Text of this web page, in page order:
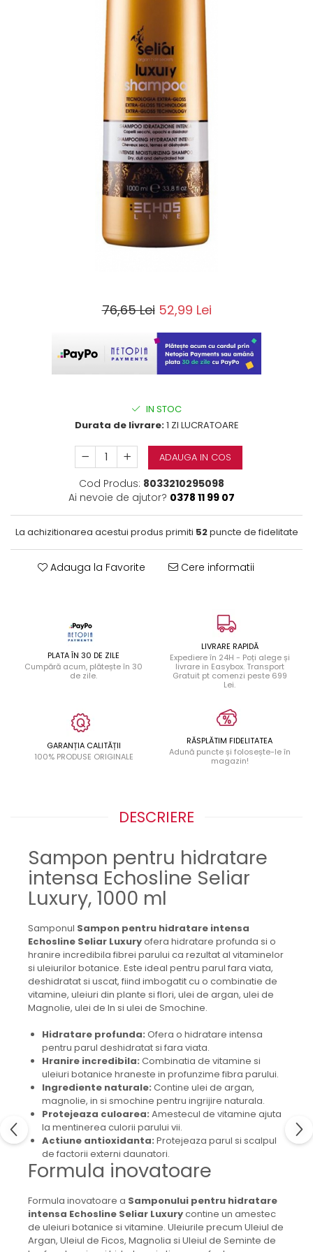
76,65 Lei 52,99 Lei
IN STOC
Durata de livrare:1 ZI LUCRATOARE
ADAUGA IN COS
Cod Produs: 8033210295098
Ai nevoie de ajutor? 0378 11 99 07
La achizitionarea acestui produs primiti 52puncte de fidelitate
Adauga la Favorite Cere informatii
PLATA ÎN 30 DE ZILE
Cumpără acum, plătește în 30
de zile.
LIVRARE RAPIDĂ
Expediere în 24H - Poți alege și
livrare in Easybox. Transport
Gratuit pt comenzi peste 699
Lei.
GARANȚIA CALITĂȚII
100% PRODUSE ORIGINALE
RĂSPLĂTIM FIDELITATEA
Adună puncte și folosește-le în
magazin!
DESCRIERE
Sampon pentru hidratare
intensa Echosline Seliar
Luxury, 1000 ml
Samponul Sampon pentru hidratare intensa
Echosline Seliar Luxuryofera hidratare profunda si o
hranire incredibila fibrei parului ca rezultat al vitaminelor
si uleiurilor botanice. Este ideal pentru parul fara viata,
deshidratat si uscat, fiind imbogatit cu o combinatie de
vitamine, uleiuri din plante si flori, ulei de argan, ulei de
Magnolie, ulei de In si ulei de Smochine.
Hidratare profunda: Ofera o hidratare intensa
pentru parul deshidratat si fara viata.
Hranire incredibila: Combinatia de vitamine si
uleiuri botanice hraneste in profunzime fibra parului.
Ingrediente naturale: Contine ulei de argan,
magnolie, in si smochine pentru ingrijire naturala.
Protejeaza culoarea: Amestecul de vitamine ajuta
la mentinerea culorii parului vii.
Actiune antioxidanta: Protejeaza parul si scalpul
de factorii externi daunatori.
Formula inovatoare
Formula inovatoare a Samponului pentru hidratare
intensa Echosline Seliar Luxurycontine un amestec
de uleiuri botanice si vitamine. Uleiurile precum Uleiul de
Argan, Uleiul de Ficos, Magnolia si Uleiul de Seminte de